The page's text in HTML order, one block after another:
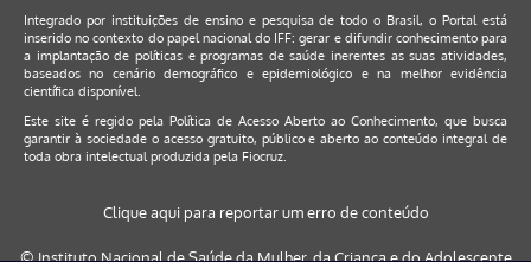
Integrado por instituições de ensino e pesquisa de todo o Brasil, o Portal está
inserido no contexto do papel nacional do IFF: gerar e difundir conhecimento para
a implantação de políticas e programas de saúde inerentes as suas atividades,
baseados no cenário demográfico e epidemiológico e na melhor evidência
científica disponível.
Este site é regido pela Política de Acesso Aberto ao Conhecimento, que busca
garantir à sociedade o acesso gratuito, público e aberto ao conteúdo integral de
toda obra intelectual produzida pela Fiocruz.
Clique aqui para reportar um erro de conteúdo
© Instituto Nacional de Saúde da Mulher, da Criança e do Adolescente